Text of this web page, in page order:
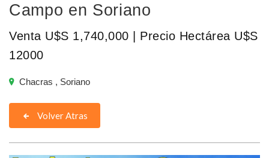
Campo en Soriano
Venta U$S 1,740,000 | Precio Hectárea U$S
12000
Chacras , Soriano
Volver Atras